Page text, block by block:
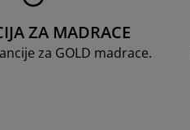
ZA MADRACE
za GOLD madrace.